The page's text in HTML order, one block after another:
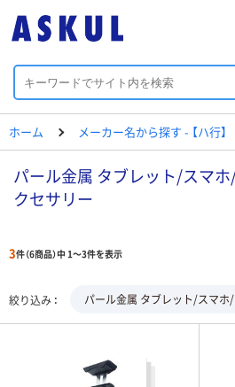
ホーム メーカー名から探す - 【ハ行】
パール金属 タブレット/スマ
クセサリー
3件（6商品）中 1～3件を表示
絞り込み パール金属 タブレット/スマ